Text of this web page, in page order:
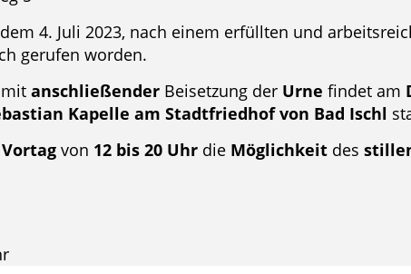
4. Juli 2023, nach einem erfüllten und
gerufen worden.
mit anschließender Beisetzung der Urne findet am
Kapelle am Stadtfriedhof von Bad Ischl
Vortag von 12 bis 20 Uhr die Möglichkeit des